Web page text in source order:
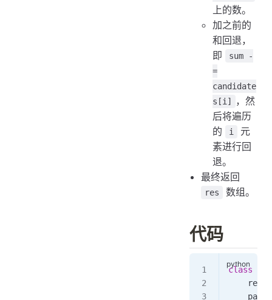
上的数。
加之前的
和回退，
即
sum -
=
candidate
s[i]
，然
后将遍历
的
i
元
素进行回
退。
最终返回
res 数组。
代码
class
    res
    path